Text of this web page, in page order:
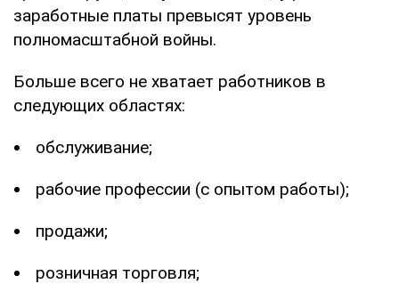
заработные платы превысят уровень
полномасштабной войны.
Больше всего не хватает работников в
следующих областях:
обслуживание;
рабочие профессии (с опытом работы);
продажи;
розничная торговля;